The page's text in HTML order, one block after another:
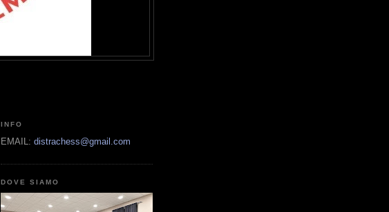
INFO
EMAIL: distrachess@gmail.com
DOVE SIAMO